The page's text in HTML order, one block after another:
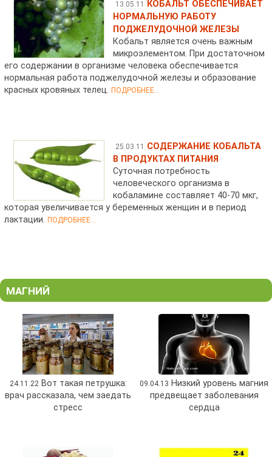
13.05.11
КОБАЛЬТ ОБЕСПЕЧИВАЕТ
НОРМАЛЬНУЮ РАБОТУ
ПОДЖЕЛУДОЧНОЙ ЖЕЛЕЗЫ
Кобальт является очень важным
микроэлементом. При достаточном
его содержании в организме человека обеспечивается
нормальная работа поджелудочной железы и образование
красных кровяных телец.ПОДРОБНЕЕ...
25.03.11 СОДЕРЖАНИЕ КОБАЛЬТА
В ПРОДУКТАХ ПИТАНИЯ
Суточная потребность
человеческого организма в
кобаламине составляет 40-70 мкг,
которая увеличивается у беременных женщин и в период
лактации.ПОДРОБНЕЕ...
МАГНИЙ
24.11.22Вот такая петрушка:
врач рассказала, чем заедать
стресс
09.04.13 Низкий уровень магния
предвещает заболевания
сердца